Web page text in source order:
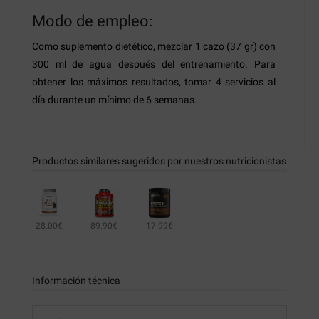
Modo de empleo:
Como suplemento dietético, mezclar 1 cazo (37 gr) con
300 ml de agua después del entrenamiento. Para
obtener los máximos resultados, tomar 4 servicios al
día durante un mínimo de 6 semanas.
Productos similares sugeridos por nuestros nutricionistas
28.00€ 89.90€ 17.99€
Información técnica